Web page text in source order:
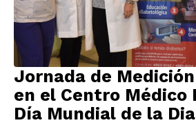
Jornada de
en el Centro Médico
Día Mundial de la